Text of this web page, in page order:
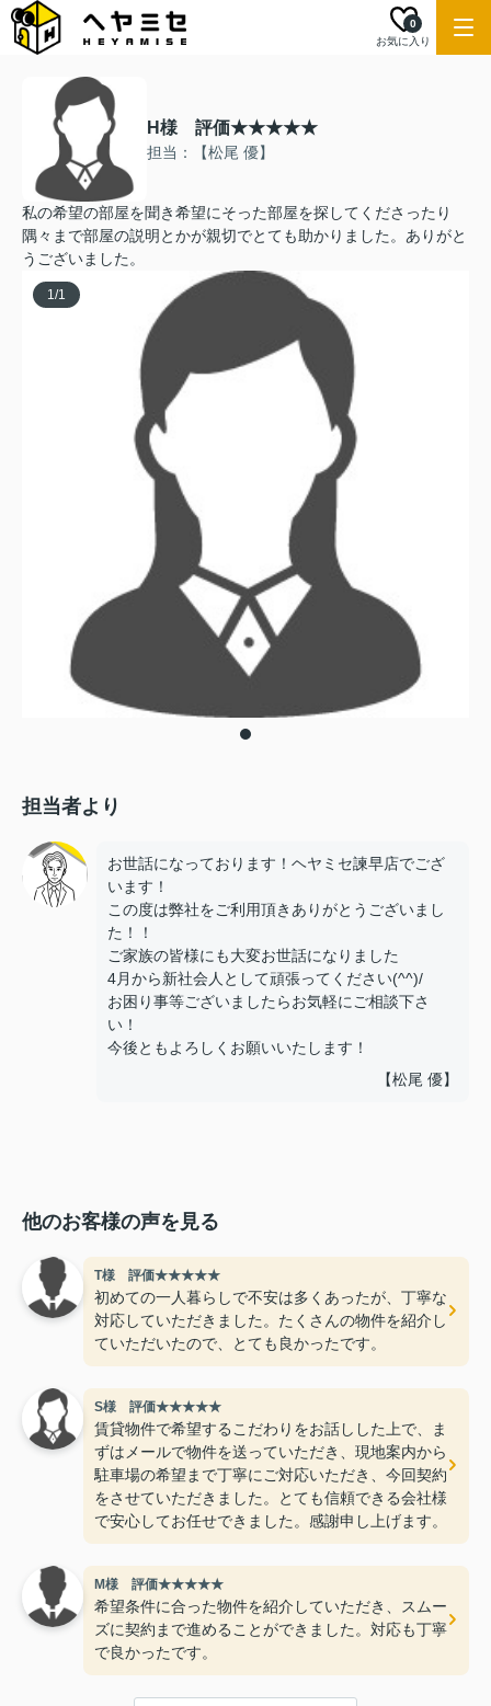
お気に入り
0
H様 評価★★★★★
担当：【松尾 優】
私の希望の部屋を聞き希望にそった部屋を探してくださったり
隅々まで部屋の説明とかが親切でとても助かりました。ありがと
うございました。
1/1
担当者より
お世話になっております！ヘヤミセ諫早店でござ
います！
この度は弊社をご利用頂きありがとうございまし
た！！
ご家族の皆様にも大変お世話になりました
4月から新社会人として頑張ってください(^^)/
お困り事等ございましたらお気軽にご相談下さ
い！
今後ともよろしくお願いいたします！
【松尾 優】
他のお客様の声を見る
T様 評価★★★★★
初めての一人暮らしで不安は多くあったが、丁寧な
対応していただきました。たくさんの物件を紹介し
ていただいたので、とても良かったです。
S様 評価★★★★★
賃貸物件で希望するこだわりをお話しした上で、ま
ずはメールで物件を送っていただき、現地案内から
駐車場の希望まで丁寧にご対応いただき、今回契約
をさせていただきました。とても信頼できる会社様
で安心してお任せできました。感謝申し上げます。
M様 評価★★★★★
希望条件に合った物件を紹介していただき、スムー
ズに契約まで進めることができました。対応も丁寧
で良かったです。